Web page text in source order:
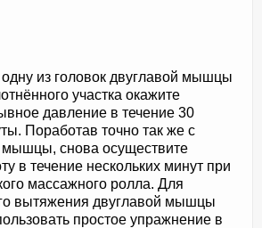
из головок двуглавой мышцы
участка окажите
давление в течение 30
Поработав точно так же с
мышцы, снова осуществите
в течение нескольких минут при
массажного ролла. Для
вытяжения двуглавой мышцы
простое упражнение в